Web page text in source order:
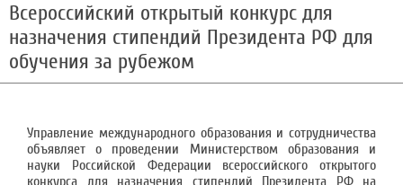
Всероссийский открытый конкурс для
назначения стипендий Президента РФ для
обучения за рубежом
Управление международного образования и сотрудничества
объявляет о проведении Министерством образования и
науки Российской Федерации всероссийского открытого
конкурса для назначения стипендий Президента РФ на